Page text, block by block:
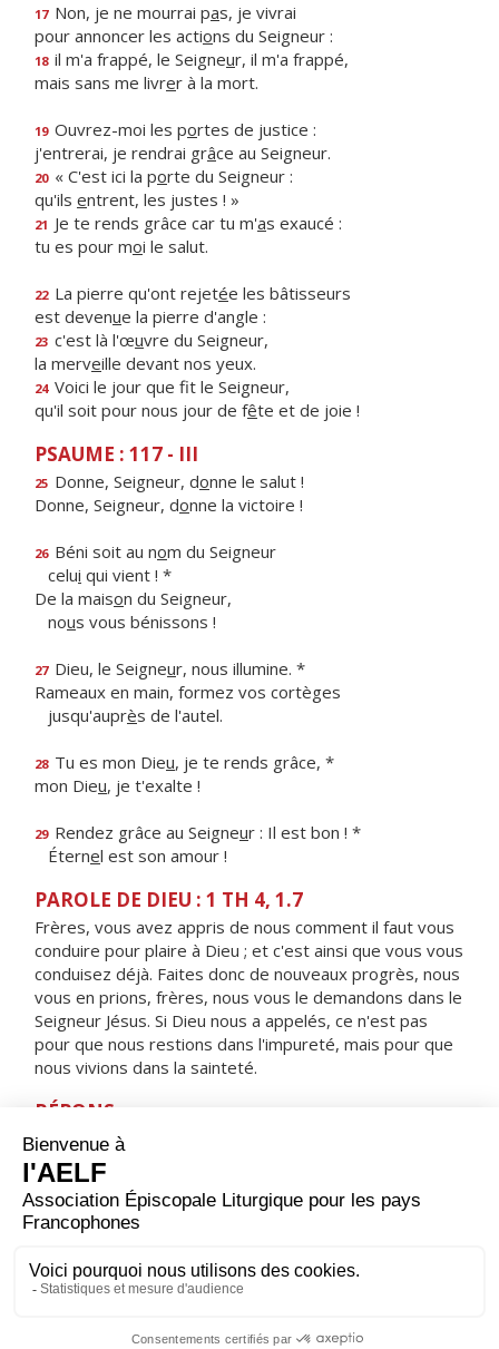
17 Non, je ne mourrai pas, je vivrai
pour annoncer les actions du Seigneur :
18 il m'a frappé, le Seigneur, il m'a frappé,
mais sans me livrer à la mort.
19 Ouvrez-moi les portes de justice :
j'entrerai, je rendrai grâce au Seigneur.
20 « C'est ici la porte du Seigneur :
qu'ils entrent, les justes ! »
21 Je te rends grâce car tu m'as exaucé :
tu es pour moi le salut.
22 La pierre qu'ont rejetée les bâtisseurs
est devenue la pierre d'angle :
23 c'est là l'œuvre du Seigneur,
la merveille devant nos yeux.
24 Voici le jour que ft le Seigneur,
qu'il soit pour nous jour de fête et de joie !
PSAUME : 117 - III
25 Donne, Seigneur, donne le salut !
Donne, Seigneur, donne la victoire !
26 Béni soit au nom du Seigneur
celui qui vient ! *
De la maison du Seigneur,
nous vous bénissons !
27 Dieu, le Seigneur, nous illumine. *
Rameaux en main, formez vos cortèges
jusqu'auprès de l'autel.
28 Tu es mon Dieu, je te rends grâce, *
mon Dieu, je t'exalte !
29 Rendez grâce au Seigneur : Il est bon ! *
Éternel est son amour !
PAROLE DE DIEU : 1 TH 4, 1.7
Frères, vous avez appris de nous comment il faut vous
conduire pour plaire à Dieu ; et c'est ainsi que vous vous
conduisez déjà. Faites donc de nouveaux progrès, nous
vous en prions, frères, nous vous le demandons dans le
Seigneur Jésus. Si Dieu nous a appelés, ce n'est pas
pour que nous restions dans l'impureté, mais pour que
nous vivions dans la sainteté.
RÉPONS
V/ Crée en moi un cœur pur, ô mon Dieu,
renouvelle et raffermis au fond de moi mon esprit.
ORAISON
Accorde-nous, Dieu tout-puissant, tout au long de ce
Christ et de nous ouvrir à sa lumière par une vie de plus